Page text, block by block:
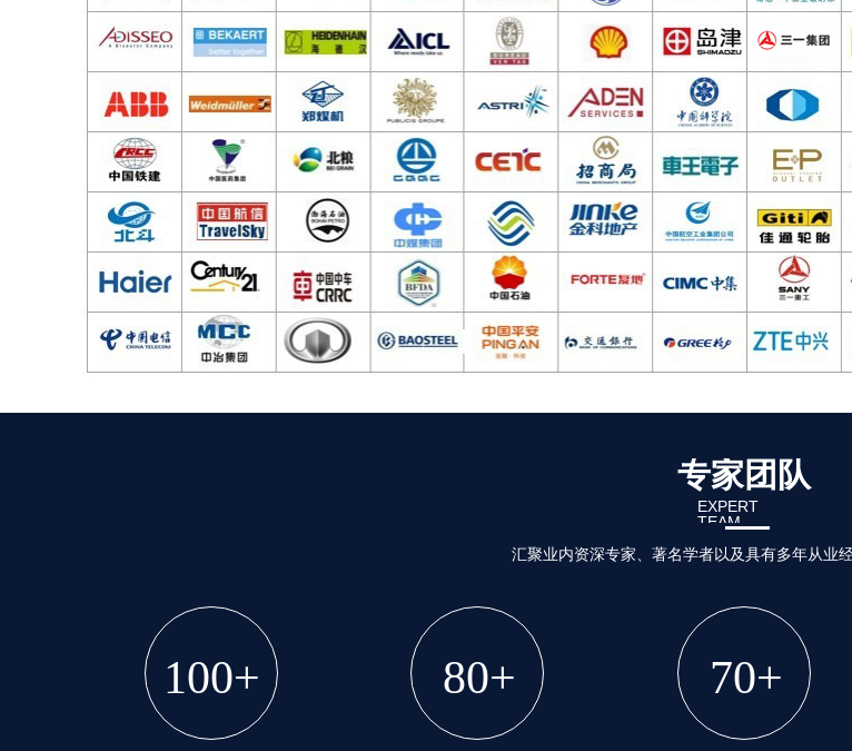
专家团队
EXPERT
TEAM
汇聚业内资深专家、著名学者以及具有多年从业
100+ 70+
80+